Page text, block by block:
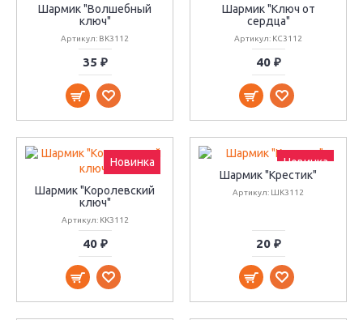
Шармик "Волшебный
ключ"
Артикул: ВК3112
35 ₽
Шармик "Ключ от
сердца"
Артикул: КС3112
40 ₽
Новинка
Шармик "Королевский
ключ"
Артикул: КК3112
40 ₽
Новинка
Шармик "Крестик"
Артикул: ШК3112
20 ₽